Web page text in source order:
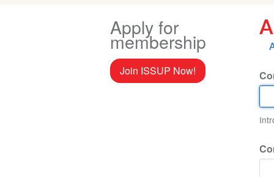
Apply for
membership
Join ISSUP Now!